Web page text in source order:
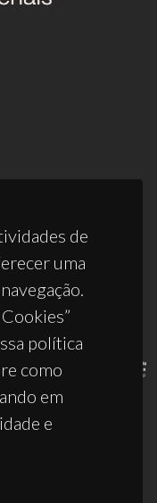
de
uma
política
como
em
e
2025